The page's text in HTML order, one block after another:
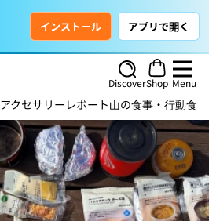
インストール アプリで開く
DiscoverShop Menu
アクセサリー レポート山の食事・行動食